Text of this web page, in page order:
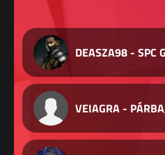
DEASZA98 - SPC
VEIAGRA -